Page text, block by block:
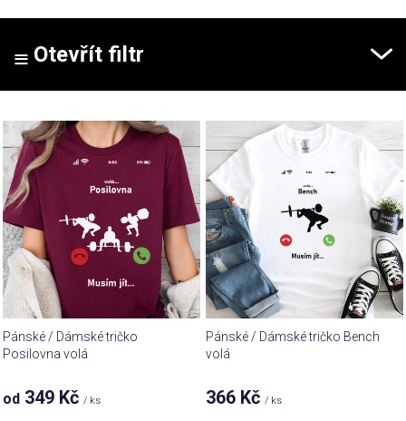
Přihlášení
z
r
o
d
u
k
t
ů
Otevřít filtr
V
ý
p
s
p
r
o
d
u
k
ů
Pánské / Dámské tričko
Posilovna volá
od 349 Kč/ ks
Pánské / Dámské tričko Bench
volá
366 Kč/ ks